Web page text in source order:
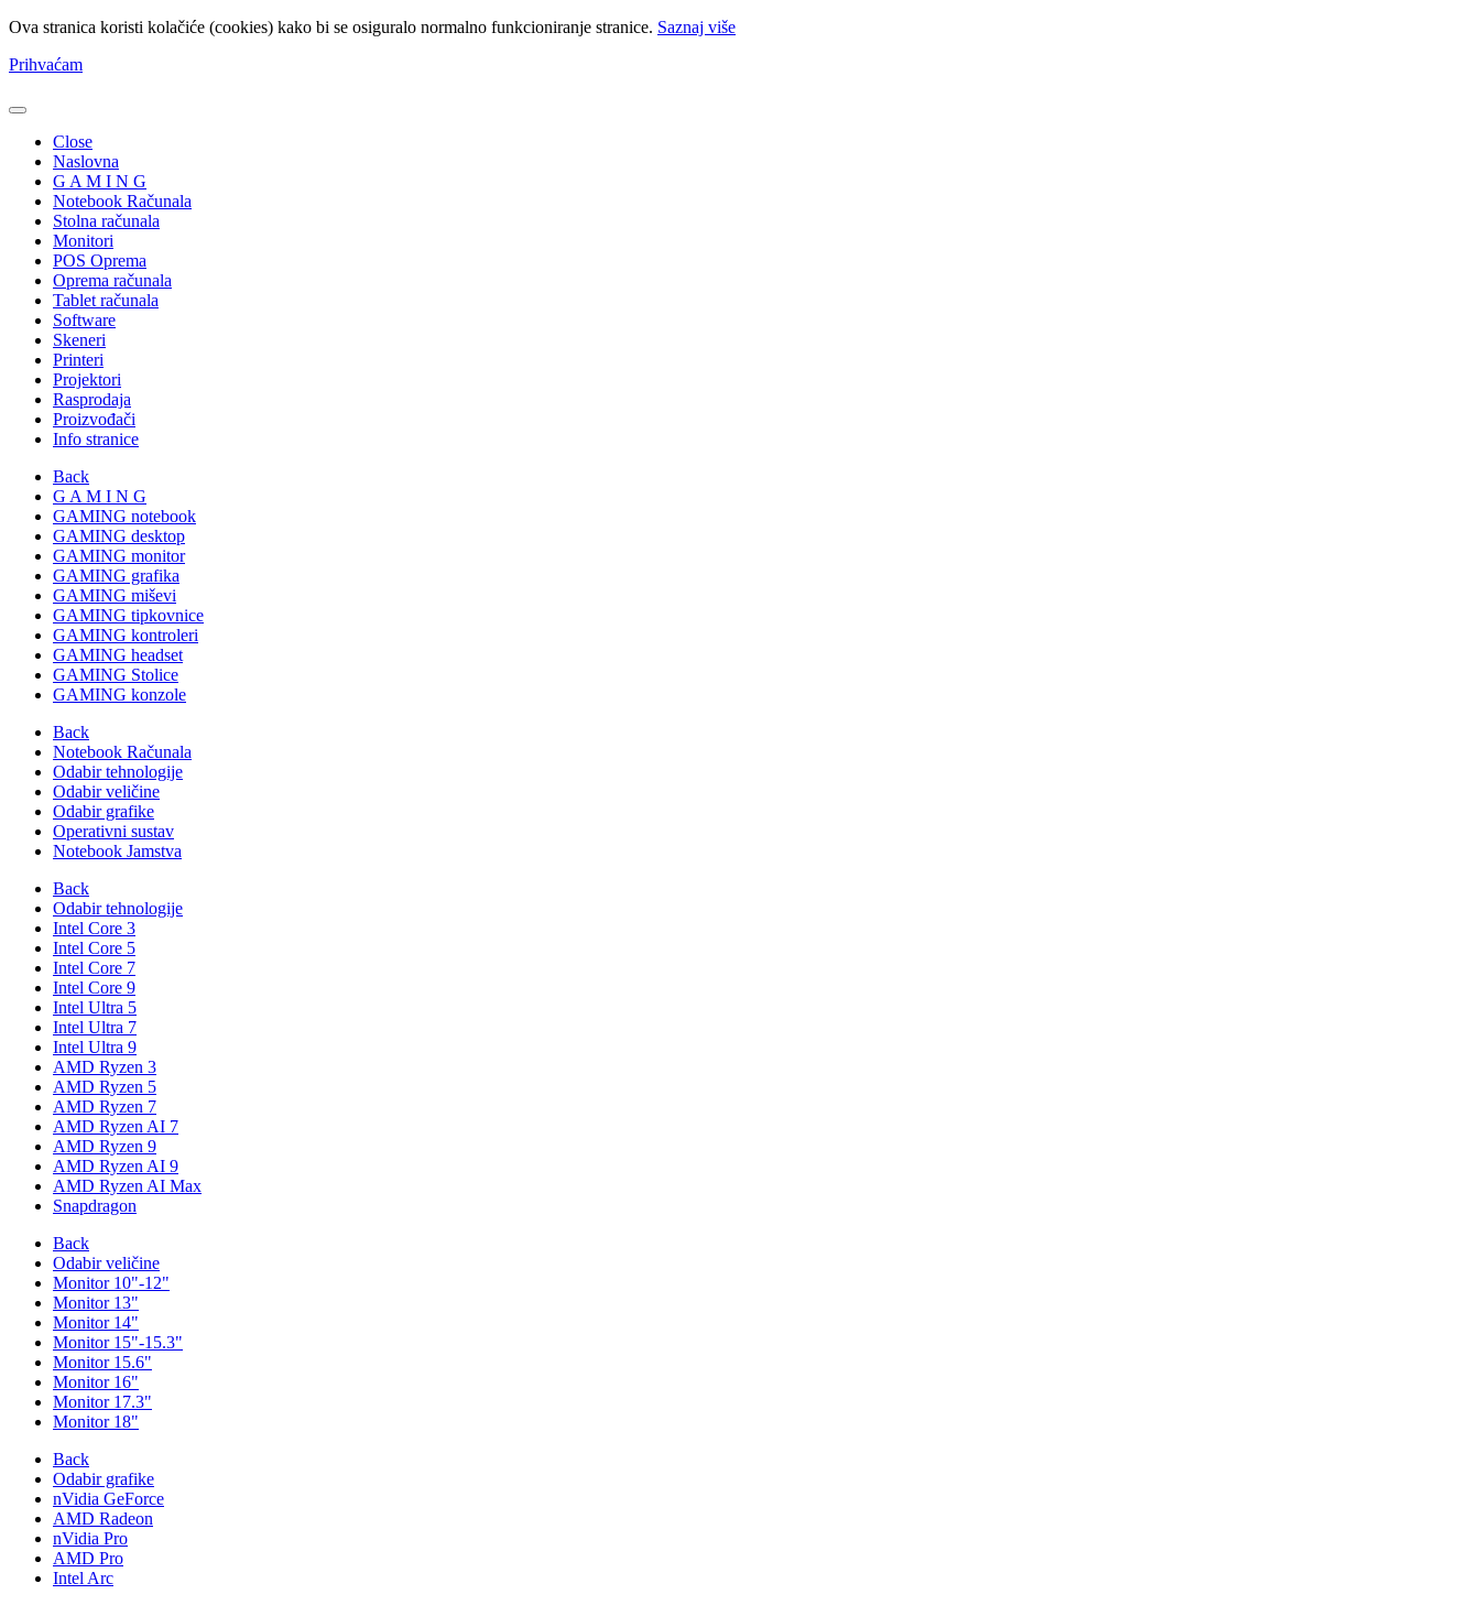
Ova stranica koristi kolačiće (cookies) kako bi se osiguralo normalno funkcioniranje stranice. Saznaj više
Prihvaćam
Close
Naslovna
G A M I N G
Notebook Računala
Stolna računala
Monitori
POS Oprema
Oprema računala
Tablet računala
Software
Skeneri
Printeri
Projektori
Rasprodaja
Proizvođači
Info stranice
Back
G A M I N G
GAMING notebook
GAMING desktop
GAMING monitor
GAMING grafika
GAMING miševi
GAMING tipkovnice
GAMING kontroleri
GAMING headset
GAMING Stolice
GAMING konzole
Back
Notebook Računala
Odabir tehnologije
Odabir veličine
Odabir grafike
Operativni sustav
Notebook Jamstva
Back
Odabir tehnologije
Intel Core 3
Intel Core 5
Intel Core 7
Intel Core 9
Intel Ultra 5
Intel Ultra 7
Intel Ultra 9
AMD Ryzen 3
AMD Ryzen 5
AMD Ryzen 7
AMD Ryzen AI 7
AMD Ryzen 9
AMD Ryzen AI 9
AMD Ryzen AI Max
Snapdragon
Back
Odabir veličine
Monitor 10"-12"
Monitor 13"
Monitor 14"
Monitor 15"-15.3"
Monitor 15.6"
Monitor 16"
Monitor 17.3"
Monitor 18"
Back
Odabir grafike
nVidia GeForce
AMD Radeon
nVidia Pro
AMD Pro
Intel Arc